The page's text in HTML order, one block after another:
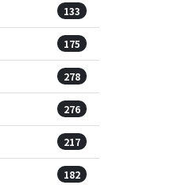
133
175
278
276
217
182